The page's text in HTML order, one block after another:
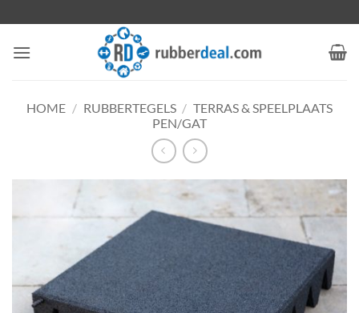
naar
inhoud
HOME / RUBBERTEGELS / TERRAS & SPEELPLAATS
PEN/GAT